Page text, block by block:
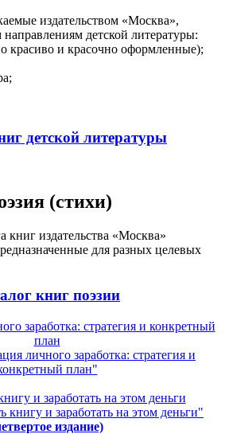
издательством «Москва»,
детской литературы:
красиво и красочно оформленные);
детской литературы
(стихи)
книг издательства «Москва»
для разных целевых
книг поэзии
личного заработка: стратегия и
план"
книгу и заработать на этом деньги"
издание)